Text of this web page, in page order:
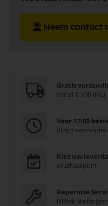
Neem contact
Gratis
vanaf € 100 (NL)
Voor 17:00
direct verzonden
Kies uw
of afhaalpunt
Reparatie
Nilfisk